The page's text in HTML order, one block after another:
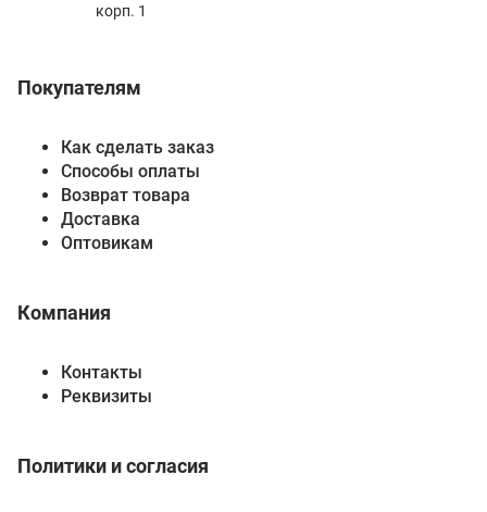
Покупателям
Как сделать заказ
Способы оплаты
Возврат товара
Доставка
Оптовикам
Компания
Контакты
Реквизиты
Политики и согласия
корп. 1